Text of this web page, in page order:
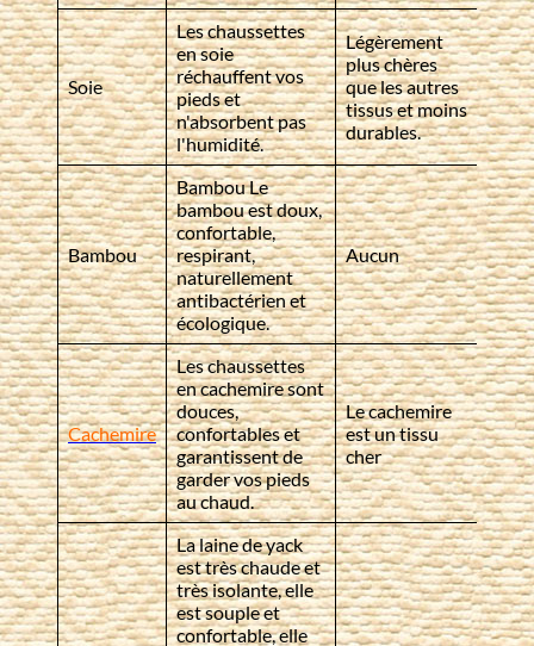
Soie
Les chaussettes
en soie
réchauffent vos
pieds et
n'absorbent pas
l'humidité.
Légèrement
plus chères
que les autres
tissus et moins
durables.
Bambou
Bambou Le
bambou est doux,
confortable,
respirant,
naturellement
antibactérien et
écologique.
Aucun
Cachemire
Les chaussettes
en cachemire sont
douces,
confortables et
garantissent de
garder vos pieds
au chaud.
Le cachemire
est un tissu
cher
La laine de yack
est très chaude et
très isolante, elle
est souple et
confortable, elle